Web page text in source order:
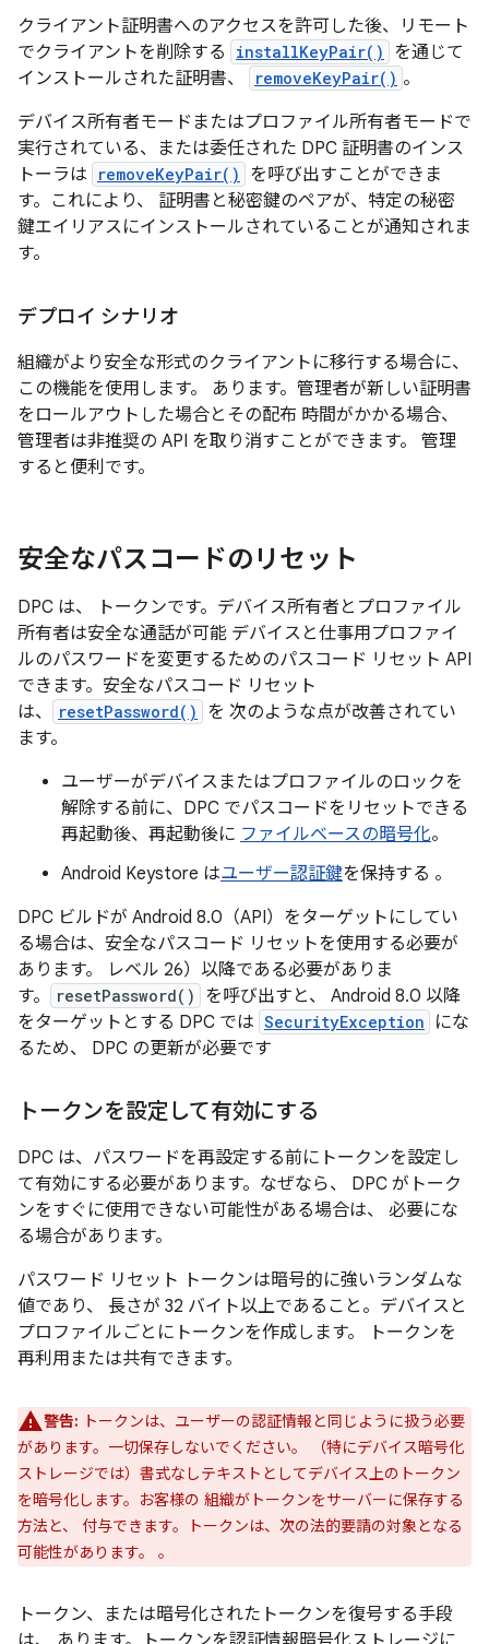
クライアント証明書へのアクセスを許可した後、リモート
でクライアントを削除する
installKeyPair()
を通じて
インストールされた証明書、
removeKeyPair() 。
デバイス所有者モードまたはプロファイル所有者モードで
実行されている、または委任された DPC 証明書のインス
トーラは
removeKeyPair()
を呼び出すことができま
す。これにより、 証明書と秘密鍵のペアが、特定の秘密
鍵エイリアスにインストールされていることが通知されま
す。
デプロイ シナリオ
組織がより安全な形式のクライアントに移行する場合に、
この機能を使用します。 あります。管理者が新しい証明書
をロールアウトした場合とその配布 時間がかかる場合、
管理者は非推奨の API を取り消すことができます。 管理
すると便利です。
安全なパスコードのリセット
DPC は、 トークンです。デバイス所有者とプロファイル
所有者は安全な通話が可能 デバイスと仕事用プロファイ
ルのパスワードを変更するためのパスコード リセット API
できます。安全なパスコード リセット
は、
resetPassword()
を 次のような点が改善されてい
ます。
ユーザーがデバイスまたはプロファイルのロックを
解除する前に、DPC でパスコードをリセットできる
再起動後、再起動後に ファイルベースの暗号化。
Android Keystore はユーザー認証鍵を保持する 。
DPC ビルドが Android 8.0（API）をターゲットにしてい
る場合は、安全なパスコード リセットを使用する必要が
あります。 レベル 26）以降である必要がありま
す。
resetPassword()
を呼び出すと、 Android 8.0 以降
をターゲットとする DPC では SecurityException
にな
るため、 DPC の更新が必要です
トークンを設定して有効にする
DPC は、パスワードを再設定する前にトークンを設定し
て有効にする必要があります。なぜなら、 DPC がトーク
ンをすぐに使用できない可能性がある場合は、 必要にな
る場合があります。
パスワード リセット トークンは暗号的に強いランダムな
値であり、 長さが 32 バイト以上であること。デバイスと
プロファイルごとにトークンを作成します。 トークンを
再利用または共有できます。
警告: トークンは、ユーザーの認証情報と同じように扱う必要
があります。一切保存しないでください。 （特にデバイス暗号化
ストレージでは）書式なしテキストとしてデバイス上のトークン
を暗号化します。お客様の 組織がトークンをサーバーに保存する
方法と、 付与できます。トークンは、次の法的要請の対象となる
可能性があります。 。
トークン、または暗号化されたトークンを復号する手段